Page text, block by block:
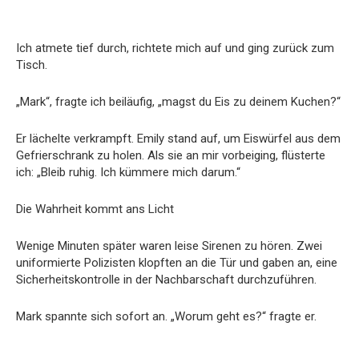
Ich atmete tief durch, richtete mich auf und ging zurück zum
Tisch.
„Mark“, fragte ich beiläufig, „magst du Eis zu deinem Kuchen?“
Er lächelte verkrampft. Emily stand auf, um Eiswürfel aus dem
Gefrierschrank zu holen. Als sie an mir vorbeiging, flüsterte
ich: „Bleib ruhig. Ich kümmere mich darum.“
Die Wahrheit kommt ans Licht
Wenige Minuten später waren leise Sirenen zu hören. Zwei
uniformierte Polizisten klopften an die Tür und gaben an, eine
Sicherheitskontrolle in der Nachbarschaft durchzuführen.
Mark spannte sich sofort an. „Worum geht es?“ fragte er.